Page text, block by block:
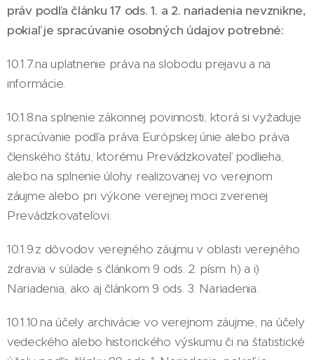
práv podľa článku 17 ods. 1. a 2. nariadenia nevznikne,
pokiaľ je spracúvanie osobných údajov potrebné:
10.1.7.na uplatnenie práva na slobodu prejavu a na
informácie.
10.1.8.na splnenie zákonnej povinnosti, ktorá si vyžaduje
spracúvanie podľa práva Európskej únie alebo práva
členského štátu, ktorému Prevádzkovateľ podlieha,
alebo na splnenie úlohy realizovanej vo verejnom
záujme alebo pri výkone verejnej moci zverenej
Prevádzkovateľovi.
10.1.9.z dôvodov verejného záujmu v oblasti verejného
zdravia v súlade s článkom 9 ods. 2. písm. h) a i)
Nariadenia, ako aj článkom 9 ods. 3. Nariadenia.
10.1.10.na účely archivácie vo verejnom záujme, na účely
vedeckého alebo historického výskumu či na štatistické